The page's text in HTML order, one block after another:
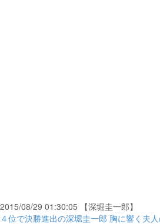
2015/08/29 01:30:05 【深堀圭一郎】
４位で決勝進出の深堀圭一郎 胸に響く夫